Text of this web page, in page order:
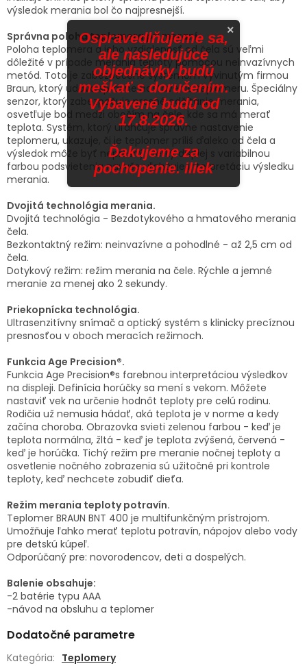
výsledok merania bol čo najpresnejší.
Správna poloha teplomera pri meraní.
Poloha teplomera a jeho vzdialenosť od čela sú veľmi
dôležité v prípade merania teploty pomocou neinvazívnych
metód. Toto je zabezpečené systémom vyvinutým firmou
Braun, ktorý udáva správne nastavenie teplomeru. Špeciálny
senzor, ktorý zabezpečuje presné odčítanie merania,
osvetľuje bod medzi obočím na čele, kde sa má merať
teplota. Systém, ktorý uľahčuje správne nastavenie
teplomeru, ukazuje, či je teplomer príliš ďaleko od čela a
výsledok môže byť nepresný. Veľký displej s variabilnou
farbou podsvietenia navyše uľahčuje interpretáciu výsledku
merania.
Dvojitá technológia merania.
Dvojitá technológia - Bezdotykového a hmatového merania
čela.
Bezkontaktný režim: neinvazívne a pohodlné - až 2,5 cm od
čela.
Dotykový režim: režim merania na čele. Rýchle a jemné
meranie za menej ako 2 sekundy.
Priekopnícka technológia.
Ultrasenzitívny snímač a optický systém s klinicky precíznou
presnosťou v oboch meracích režimoch.
Funkcia Age Precision®.
Funkcia Age Precision®s farebnou interpretáciou výsledkov
na displeji. Definícia horúčky sa mení s vekom. Môžete
nastaviť vek na určenie hodnôt teploty pre celú rodinu.
Rodičia už nemusia hádať, aká teplota je v norme a kedy
začína choroba. Obrazovka svieti zelenou farbou - keď je
teplota normálna, žltá - keď je teplota zvýšená, červená -
keď je horúčka. Tichý režim pre meranie nočnej teploty a
osvetlenie nočného zobrazenia sú užitočné pri kontrole
teploty, keď nechcete zobudiť dieťa.
Režim merania teploty potravín.
Teplomer BRAUN BNT 400 je multifunkčným prístrojom.
Umožňuje ľahko merať teplotu potravín, nápojov alebo vody
pre detskú kúpeľ.
Odporúčaný pre: novorodencov, deti a dospelých.
Balenie obsahuje:
-2 batérie typu AAA
-návod na obsluhu a teplomer
Dodatočné parametre
Kategória: Teplomery
×
Ospravedlňujeme sa,
ale nasledujúce
objednávky budú
meškať s doručením.
Vybavené budú od
17.8.2026.
Ďakujeme za
pochopenie. iliek